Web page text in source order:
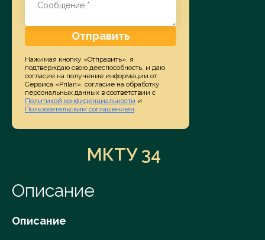
МКТУ 34
Описание
Описание
Отправить
Нажимая кнопку «Отправить», я
подтверждаю свою дееспособность, и даю
согласие на получение информации от
Сервиса «Prilan», согласие на обработку
персональных данных в соответствии с
Политикой конфиденциальности и
Пользовательским соглашением.